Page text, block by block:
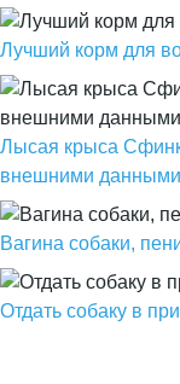
Лучший корм для
Лысая крыса
внешними данными
Вагина собаки,
Отдать собаку в